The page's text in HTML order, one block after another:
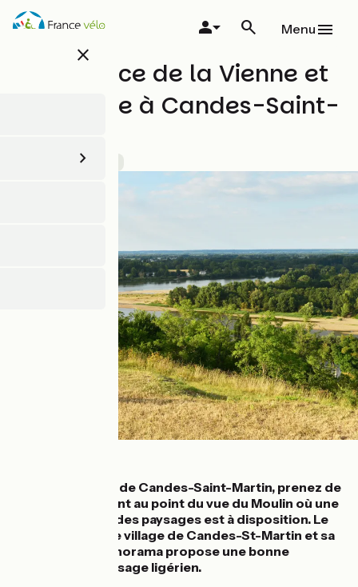
Aller
au
close
Menu
Confluence de la Vienne et
de la Loire à Candes-Saint-
Patrimoine naturel
Juste au-dessus de Candes-Saint-Martin, prenez de
la hauteur en allant au point du vue du Moulin où une
table de lecture des paysages est à disposition. Le
site surplombe le village de Candes-St-Martin et sa
Collégiale. Le panorama propose une bonne
définition du paysage ligérien.